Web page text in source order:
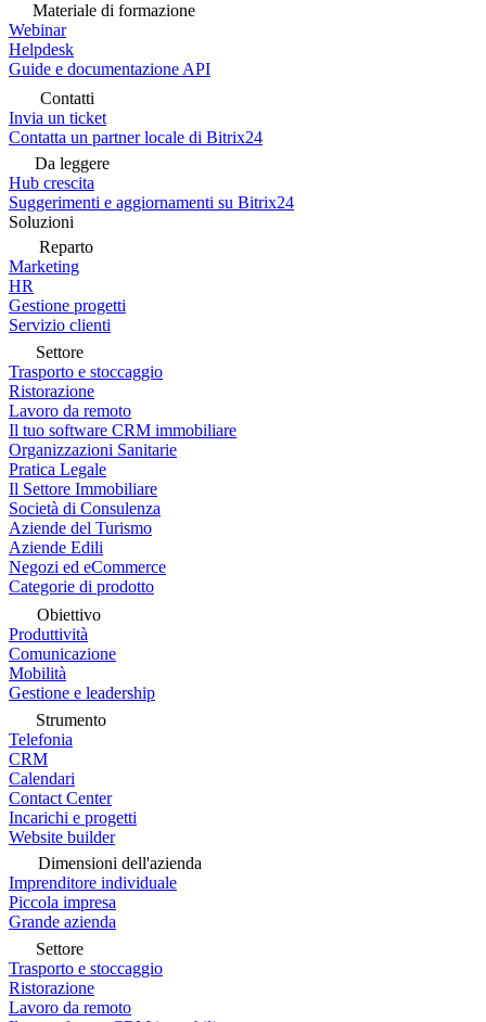
Materiale di formazione
Webinar
Helpdesk
Guide e documentazione API
Contatti
Invia un ticket
Contatta un partner locale di Bitrix24
Da leggere
Hub crescita
Suggerimenti e aggiornamenti su Bitrix24
Soluzioni
Reparto
Marketing
HR
Gestione progetti
Servizio clienti
Settore
Trasporto e stoccaggio
Ristorazione
Lavoro da remoto
Il tuo software CRM immobiliare
Organizzazioni Sanitarie
Pratica Legale
Il Settore Immobiliare
Società di Consulenza
Aziende del Turismo
Aziende Edili
Negozi ed eCommerce
Categorie di prodotto
Obiettivo
Produttività
Comunicazione
Mobilità
Gestione e leadership
Strumento
Telefonia
CRM
Calendari
Contact Center
Incarichi e progetti
Website builder
Dimensioni dell'azienda
Imprenditore individuale
Piccola impresa
Grande azienda
Settore
Trasporto e stoccaggio
Ristorazione
Lavoro da remoto